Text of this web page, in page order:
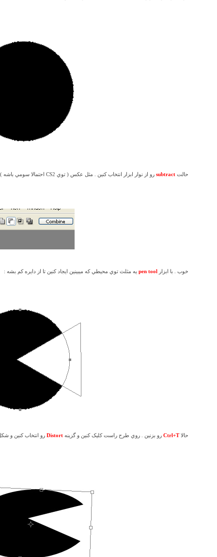
حالت subtract رو از نوار ابزار انتخاب کنين . مثل عکس ( توي CS2 احتمالا سومي باشه
خوب . با ابزار يه مثلث توي محيطي که ميبينين ايجاد کنين تا از دايره کم بشه :
حالاCtrl+T رو بزنين . روي طرح راست کليک کنين و گزينه Distort رو انتخاب کنين و